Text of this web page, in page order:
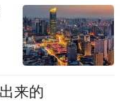
旅游节为契机，
旅名片，优化文
运营，不断放大
行业高质量可
来的